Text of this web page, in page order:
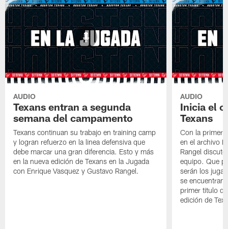
AUDIO
Texans entran a segunda
semana del campamento
Texans continuan su trabajo en training camp
y logran refuerzo en la linea defensiva que
debe marcar una gran diferencia. Esto y más
en la nueva edición de Texans en la Jugada
con Enrique Vasquez y Gustavo Rangel.
AUDIO
Inicia el
Texans
Con la
en el archivo
Rangel
equipo. Que
serán los
se encuentran
primer titulo
edición de